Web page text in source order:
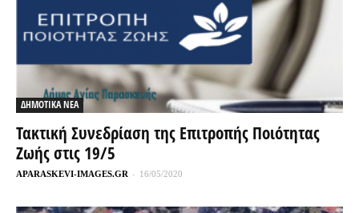
ΔΗΜΟΤΙΚΑ ΝΕΑ
Τακτική Συνεδρίαση της Επιτροπής Ποιότητας
Ζωής στις 19/5
APARASKEVI-IMAGES.GR - 16/05/2020